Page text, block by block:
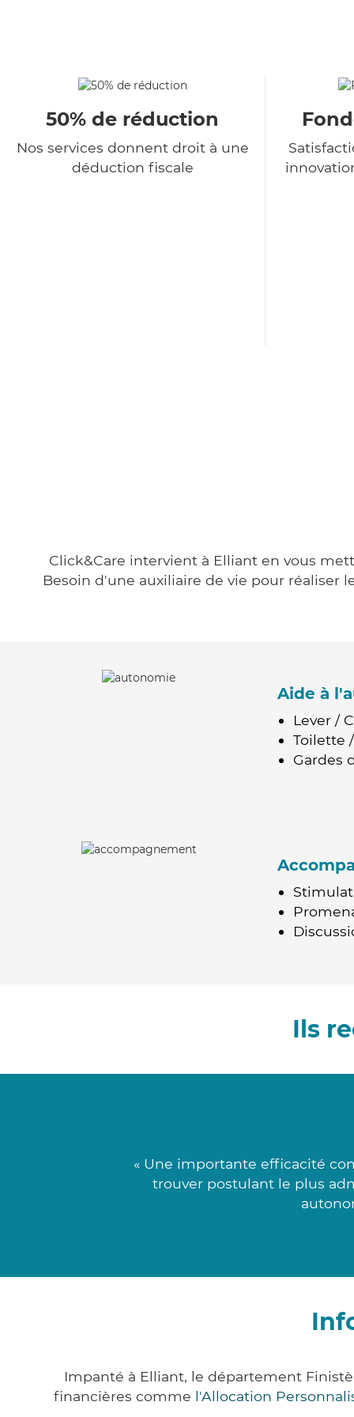
50% de réduction
Nos services donnent droit à une
déduction fiscale
Click&Care intervient à Elliant en vous
Besoin d'une auxiliaire de vie pour réaliser
Aide à
Lever /
Toilette
Gardes
Ils
« Une importante efficacité
trouver postulant le plus
Impanté à Elliant, le département
financières comme l'Allocation